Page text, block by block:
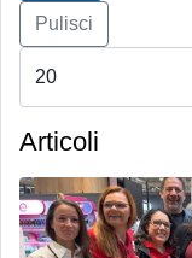
Pulisci
Articoli